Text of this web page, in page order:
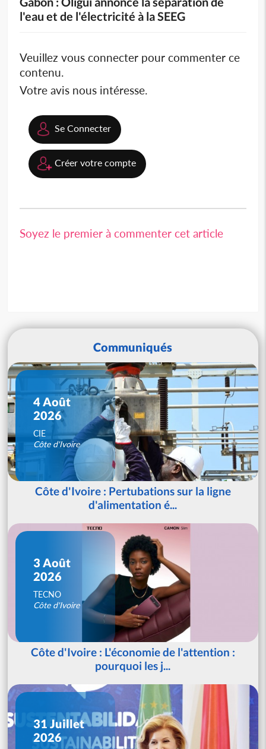
l'eau et de l'électricité à la SEEG
Veuillez vous connecter pour commenter ce
contenu.
Votre avis nous intéresse.
Se Connecter
Créer votre compte
Soyez le premier à commenter cet article
Communiqués
4 Août
2026
CIE
Côte d'Ivoire
Côte d'Ivoire : Pertubations sur la ligne
d'alimentation é...
3 Août
2026
TECNO
Côte d'Ivoire
Côte d'Ivoire : L'économie de l'attention :
pourquoi les j...
31 Juillet
2026